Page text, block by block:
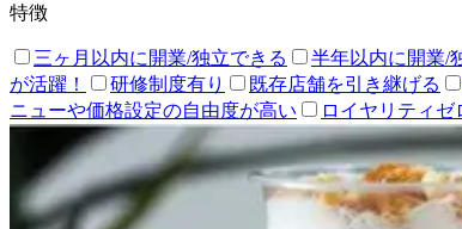
特徴
三ヶ月以内に開業/独立できる 半年以内に開業/
が活躍！
研修制度有り 既存店舗を引き継げる
ニューや価格設定の自由度が高い
ロイヤリティゼ